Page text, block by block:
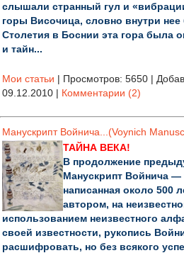
слышали странный гул и
горы Височица, словно внутри нее
Столетия в Боснии эта гора была
и тайн...
Мои статьи | Просмотров: 5650 |
09.12.2010 | Комментарии (2)
Манускрипт Войнича...(Voynich
ТАЙНА ВЕКА!
В продолжение
Манускрипт Войнича —
написанная около 500
автором, на
использованием неизвестного
своей известности, рукопись
расшифровать, но без всякого